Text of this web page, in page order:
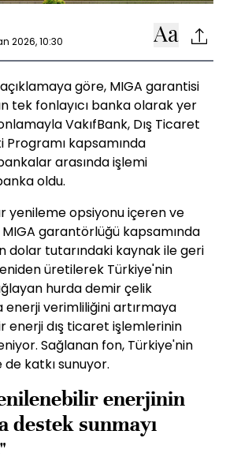
2026, 10:30
göre, MIGA garantisi
tek fonlayıcı banka olarak yer
VakıfBank, Dış Ticaret
kapsamında
arasında işlemi
oldu.
yenileme opsiyonu içeren ve
garantörlüğü kapsamında
dolar tutarındaki kaynak ile geri
üretilerek Türkiye'nin
hurda demir çelik
enerji verimliliğini artırmaya
enerji dış ticaret işlemlerinin
Sağlanan fon, Türkiye'nin
katkı sunuyor.
enerjinin
destek sunmayı